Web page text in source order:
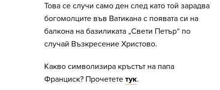
Това се случи само ден след като той зарадва
богомолците във Ватикана с появата си на
балкона на базиликата „Свети Петър“ по
случай Възкресение Христово.
Какво символизира кръстът на папа
Франциск? Прочетете тук.